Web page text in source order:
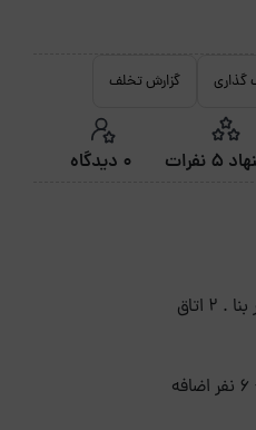
گذاری گزارش تخلف
نفرات 0 دیدگاه